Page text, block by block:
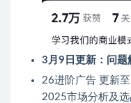
3月9日更新：问题
26进阶广告 更新
2025市场分析及